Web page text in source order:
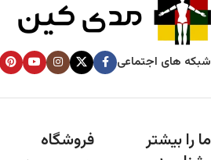
شبکه های اجتماعی
ما را بیشتر
فروشگاه